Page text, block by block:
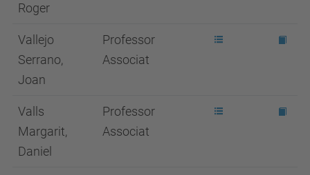
Roger
Vallejo
Serrano,
Joan
Professor
Associat
Valls
Margarit,
Daniel
Professor
Associat